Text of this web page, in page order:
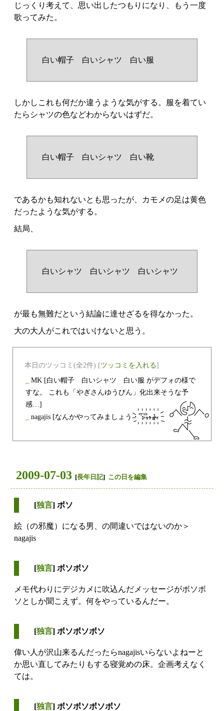
じっくり考えて、思い出したつもりになり、もう一度
歌ってみた。
白い帽子 白いシャツ 白い服
しかしこれも何だか違うような気がする。服を着てい
たらシャツの色などわからないはずだ。
白い帽子 白いシャツ 白い靴
であるかも知れないとも思ったが、カモメの足は黄色
だったような気がする。
結局、
白いシャツ 白いシャツ 白いシャツ
が最も無難だという結論に達せざるを得なかった。
大の大人がこれではいけないと思う。
本日のツッコミ(全2件) [ツッコミを入れる]
MK [白い帽子 白いシャツ 白い服 がデフォの様で
すな。 これも「やぎさんゆうびん」化出来そうな予
感…]
nagajis [なんかやってみましょう・・・]
2009-07-03 [長年日記] この日を編集
[独言] ボソ
絵（の邪魔）になる男、の間違いではないのか＞
nagajis
[独言] ボソボソ
メモ代わりにデジカメに吹込んだメッセージがボソボ
ソとしか聞こえず。何をやっているんだー。
[独言] ボソボソボソ
偉い人が沢山来るんだったらnagajisいらないよねーと
か思い直してみたりもする寝覚めの床。企画考えなく
ては。
[独言] ボソボソボソボソ